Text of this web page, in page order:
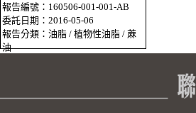
報告編號：160506-001-001-AB
委託日期：2016-05-06
報告分類：油脂 / 植物性油脂 / 蔴
油